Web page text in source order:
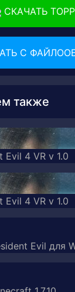
СКАЧАТЬ
С
также
Evil 4 VR v 1.0
Evil 4 VR v 1.0
Evil для